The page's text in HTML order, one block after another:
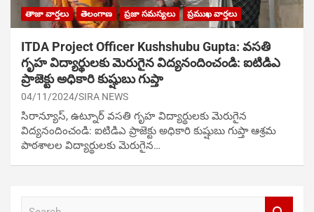
తాజా వార్తలు తెలంగాణ ప్రజా సమస్యలు ప్రముఖ వార్తలు
ITDA Project Officer Kushshubu Gupta: వసతి
గృహ విద్యార్థులకు మెరుగైన విద్యనందించండి: ఐటిడిఎ
ప్రాజెక్టు అధికారి కుష్షుబు గుప్తా
04/11/2024 SIRA NEWS
సిరాన్యూస్‌, ఉట్నూర్‌ వసతి గృహ విద్యార్థులకు మెరుగైన
విద్యనందించండి: ఐటిడిఎ ప్రాజెక్టు అధికారి కుష్షుబు గుప్తా ఆశ్రమ
పాఠశాలల విద్యార్థులకు మెరుగైన…